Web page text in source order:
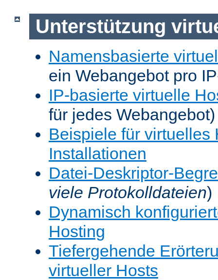
Unterstützung
Namensbasierte
ein Webangebot pro
IP-basierte virtuelle
für jedes Webangebot)
Beispiele für virtuelles
Installationen
Datei-Deskriptor-
viele Protokolldateien)
Dynamisch
Hosting
Tiefergehende
virtueller Hosts